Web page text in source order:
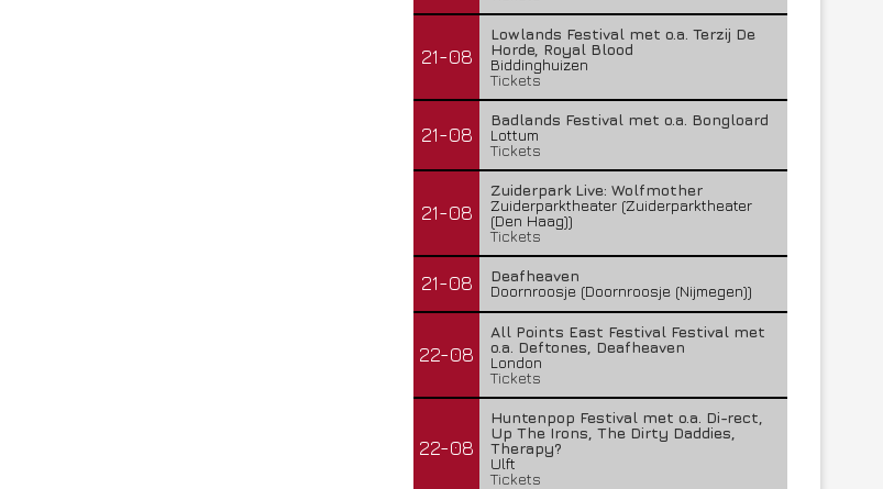
21-08
Lowlands Festival met o.a. Terzij De
Horde, Royal Blood
Biddinghuizen
Tickets
21-08
Badlands Festival met o.a. Bongloard
Lottum
Tickets
21-08
Zuiderpark Live: Wolfmother
Zuiderparktheater (Zuiderparktheater
(Den Haag))
Tickets
21-08
Deafheaven
Doornroosje (Doornroosje (Nijmegen))
22-08
All Points East Festival Festival met
o.a. Deftones, Deafheaven
London
Tickets
22-08
Huntenpop Festival met o.a. Di-rect,
Up The Irons, The Dirty Daddies,
Therapy?
Ulft
Tickets